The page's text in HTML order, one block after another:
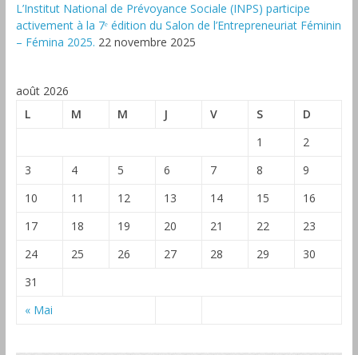
L’Institut National de Prévoyance Sociale (INPS) participe
activement à la 7ᵉ édition du Salon de l’Entrepreneuriat Féminin
– Fémina 2025. 22 novembre 2025
août 2026
L
M M J V S D
« Mai
1
2
3
4 5 6 7 8
9
10
11 12 13 14 15
16
17
18 19 20 21 22
23
24
25 26 27 28 29
30
31